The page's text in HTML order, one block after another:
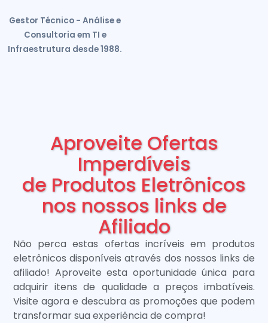
Gestor Técnico - Análise e
Consultoria em TI e
Infraestrutura desde 1988.
Aproveite Ofertas
Imperdíveis
de Produtos Eletrônicos
nos nossos links de
Afiliado
Não perca estas ofertas incríveis em produtos
eletrônicos disponíveis através dos nossos links de
afiliado! Aproveite esta oportunidade única para
adquirir itens de qualidade a preços imbatíveis.
Visite agora e descubra as promoções que podem
transformar sua experiência de compra!